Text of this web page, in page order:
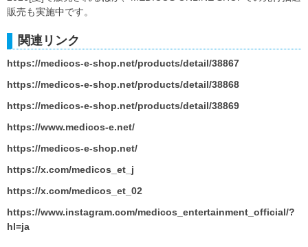
販売も実施中です。
関連リンク
https://medicos-e-shop.net/products/detail/38867
https://medicos-e-shop.net/products/detail/38868
https://medicos-e-shop.net/products/detail/38869
https://www.medicos-e.net/
https://medicos-e-shop.net/
https://x.com/medicos_et_j
https://x.com/medicos_et_02
https://www.instagram.com/medicos_entertainment_official/?
hl=ja